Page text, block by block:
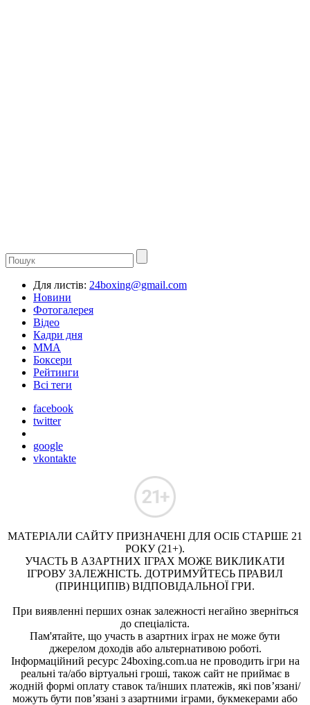
Для листів: 24boxing@gmail.com
Новини
Фотогалерея
Відео
Кадри дня
ММА
Боксери
Рейтинги
Всі теги
facebook
twitter
google
vkontakte
МАТЕРІАЛИ САЙТУ ПРИЗНАЧЕНІ ДЛЯ ОСІБ СТАРШЕ 21
РОКУ (21+).
УЧАСТЬ В АЗАРТНИХ ІГРАХ МОЖЕ ВИКЛИКАТИ
ІГРОВУ ЗАЛЕЖНІСТЬ. ДОТРИМУЙТЕСЬ ПРАВИЛ
(ПРИНЦИПІВ) ВІДПОВІДАЛЬНОЇ ГРИ.
При виявленні перших ознак залежності негайно зверніться
до спеціаліста.
Пам'ятайте, що участь в азартних іграх не може бути
джерелом доходів або альтернативою роботі.
Інформаційний ресурс 24boxing.com.ua не проводить ігри на
реальні та/або віртуальні гроші, також сайт не приймає в
жодній формі оплату ставок та/інших платежів, які пов’язані/
можуть бути пов’язані з азартними іграми, букмекерами або